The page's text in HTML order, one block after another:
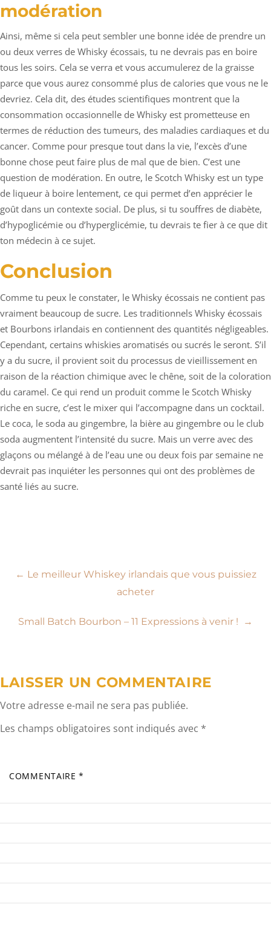
modération
Ainsi, même si cela peut sembler une bonne idée de prendre un
ou deux verres de Whisky écossais, tu ne devrais pas en boire
tous les soirs. Cela se verra et vous accumulerez de la graisse
parce que vous aurez consommé plus de calories que vous ne le
devriez. Cela dit, des études scientifiques montrent que la
consommation occasionnelle de Whisky est prometteuse en
termes de réduction des tumeurs, des maladies cardiaques et du
cancer. Comme pour presque tout dans la vie, l’excès d’une
bonne chose peut faire plus de mal que de bien. C’est une
question de modération. En outre, le Scotch Whisky est un type
de liqueur à boire lentement, ce qui permet d’en apprécier le
goût dans un contexte social. De plus, si tu souffres de diabète,
d’hypoglicémie ou d’hyperglicémie, tu devrais te fier à ce que dit
ton médecin à ce sujet.
Conclusion
Comme tu peux le constater, le Whisky écossais ne contient pas
vraiment beaucoup de sucre. Les traditionnels Whisky écossais
et Bourbons irlandais en contiennent des quantités négligeables.
Cependant, certains whiskies aromatisés ou sucrés le seront. S’il
y a du sucre, il provient soit du processus de vieillissement en
raison de la réaction chimique avec le chêne, soit de la coloration
du caramel. Ce qui rend un produit comme le Scotch Whisky
riche en sucre, c’est le mixer qui l’accompagne dans un cocktail.
Le coca, le soda au gingembre, la bière au gingembre ou le club
soda augmentent l’intensité du sucre. Mais un verre avec des
glaçons ou mélangé à de l’eau une ou deux fois par semaine ne
devrait pas inquiéter les personnes qui ont des problèmes de
santé liés au sucre.
Navigation
l’article
← Le meilleur Whiskey irlandais que vous puissiez
acheter
Small Batch Bourbon – 11 Expressions à venir ! →
LAISSER UN COMMENTAIRE
Votre adresse e-mail ne sera pas publiée.
Les champs obligatoires sont indiqués avec *
COMMENTAIRE*